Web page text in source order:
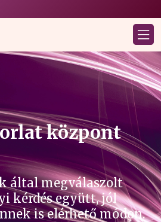
központ
által megválaszolt
kérdés együtt, jól
is elérhető módon.